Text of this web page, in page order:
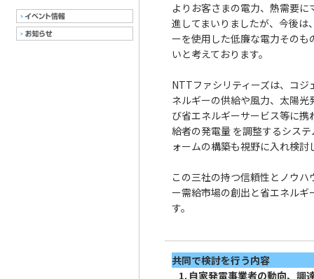
よりお客さまの電力、熱需要
進してまいりましたが、今後
ーを使用した低廉な電力その
いと考えております。
NTTファシリティーズは、コ
ネルギーの供給や風力、太陽
び省エネルギーサービス等に
給者の発電量 を調整するシス
ォームの構築も視野に入れ検
この三社の持つ信頼性とノウ
ー需給市場の創出と省エネル
す。
共同で検討を行う内容
1. 自家発電事業者の動向、調